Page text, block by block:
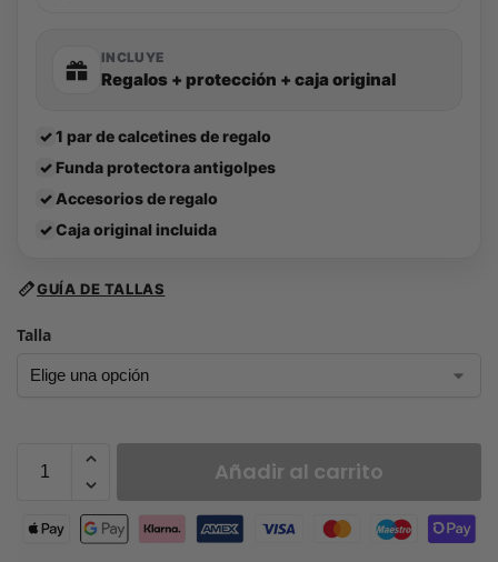
INCLUYE
Regalos + protección + caja original
✓1 par de calcetines de regalo
✓ Funda protectora antigolpes
✓ Accesorios de regalo
✓Caja original incluida
GUÍA DE TALLAS
Talla
Añadir al carrito